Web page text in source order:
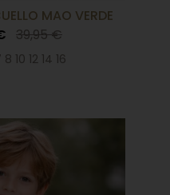
MAO VERDE
39,95 €
10 12 14 16